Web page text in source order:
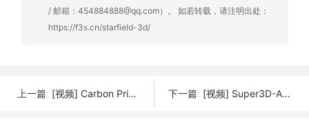
/ 邮箱：454884888@qq.com）。 如若转载，请注明出处：
https://f3s.cn/starfield-3d/
上一篇: [视频] Carbon Print OS v1.40永远不会过时的打印机操作系统软件 下一篇: [视频] Super3D-A3 3D打印机：让您的打印变得非常简单